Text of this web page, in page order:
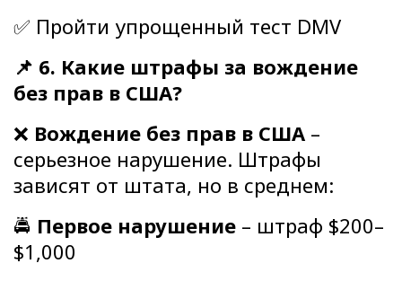
✅ Пройти упрощенный тест DMV
📌 6. Какие штрафы за вождение
без прав в США?
❌ Вождение без прав в США –
серьезное нарушение. Штрафы
зависят от штата, но в среднем:
🚔 Первое нарушение – штраф $200–
$1,000